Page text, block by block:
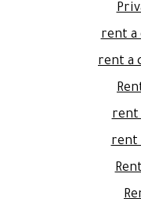
rent a
rent a
rent
rent